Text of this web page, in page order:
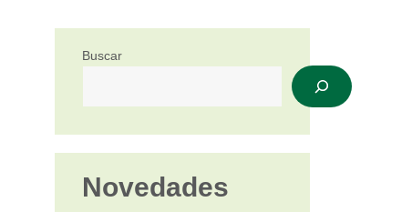
Buscar
Novedades